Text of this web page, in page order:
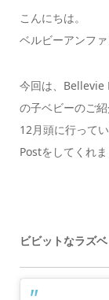
こんにちは。
ベルビーアンファ
今回は、Bellevie
の子ベビーのご
12月頭に行って
Postをしてくれ
ビビットなラズ